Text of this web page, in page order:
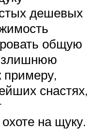
дешевых
общую
примеру,
снастях,
на щуку.